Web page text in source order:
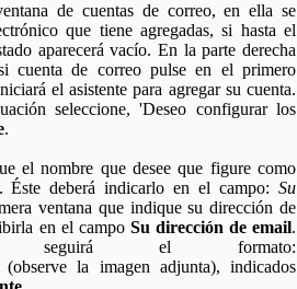
de cuentas de correo, en ella se
que tiene agregadas, si hasta el
aparecerá vacío. En la parte derecha
cuenta de correo pulse en el primero
el asistente para agregar su cuenta.
seleccione, 'Deseo configurar los
.
el nombre que desee que figure como
Éste deberá indicarlo en el campo: Su
ventana que indique su dirección de
en el campo Su dirección de email.
seguirá el formato:
(observe la imagen adjunta), indicados